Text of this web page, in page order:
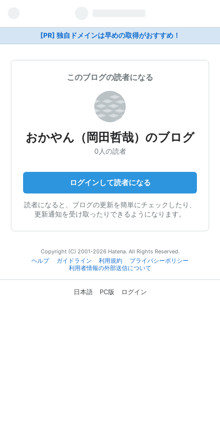
[PR] 独自ドメインは早めの取得がおすすめ！
このブログの読者になる
おかやん（岡田哲哉）のブログ
0人の読者
ログインして読者になる
読者になると、ブログの更新を簡単にチェックしたり、
更新通知を受け取ったりできるようになります。
Copyright (C) 2001-2026 Hatena. All Rights Reserved.
ヘルプ
ガイドライン 利用規約
プライバシーポリシー
利用者情報の外部送信について
日本語 PC版 ログイン